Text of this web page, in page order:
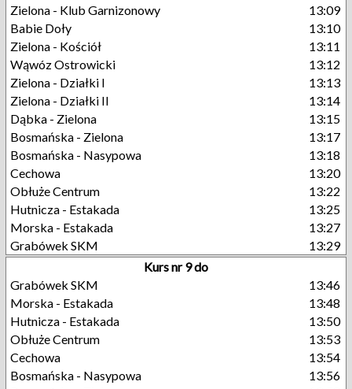
Zielona - Klub Garnizonowy
13:09
Babie Doły
13:10
Zielona - Kościół
13:11
Wąwóz Ostrowicki
13:12
Zielona - Działki I
13:13
Zielona - Działki II
13:14
Dąbka - Zielona
13:15
Bosmańska - Zielona
13:17
Bosmańska - Nasypowa
13:18
Cechowa
13:20
Obłuże Centrum
13:22
Hutnicza - Estakada
13:25
Morska - Estakada
13:27
Grabówek SKM
13:29
Kurs nr 9 do
Grabówek SKM
13:46
Morska - Estakada
13:48
Hutnicza - Estakada
13:50
Obłuże Centrum
13:53
Cechowa
13:54
Bosmańska - Nasypowa
13:56